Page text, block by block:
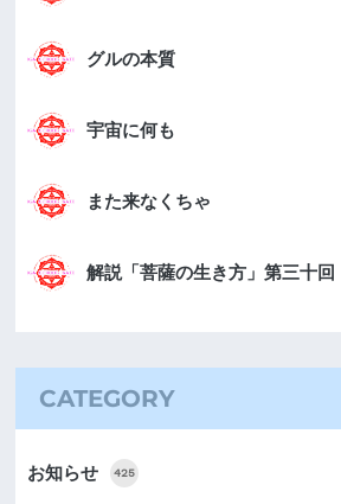
グルの本質
宇宙に何も
また来なくちゃ
解説「菩薩の生き方」第三十回
CATEGORY
お知らせ 425